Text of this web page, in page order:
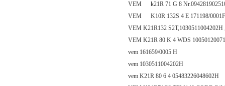
VEM k21R 71 G 8
VEM K10R 132S 4 E 171198/0001F
VEM K21R132 S2T,1030511004202H
VEM K21R 80 K 4 WDS
vem 161659/0005 H
vem 1030511004202H
vem K21R 80 6 4 05483226048602H